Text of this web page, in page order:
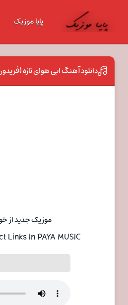
پایا موزیک
دانلود آهنگ ابی هوای تازه
موزیک جدید از
Links In PAYA MUSIC